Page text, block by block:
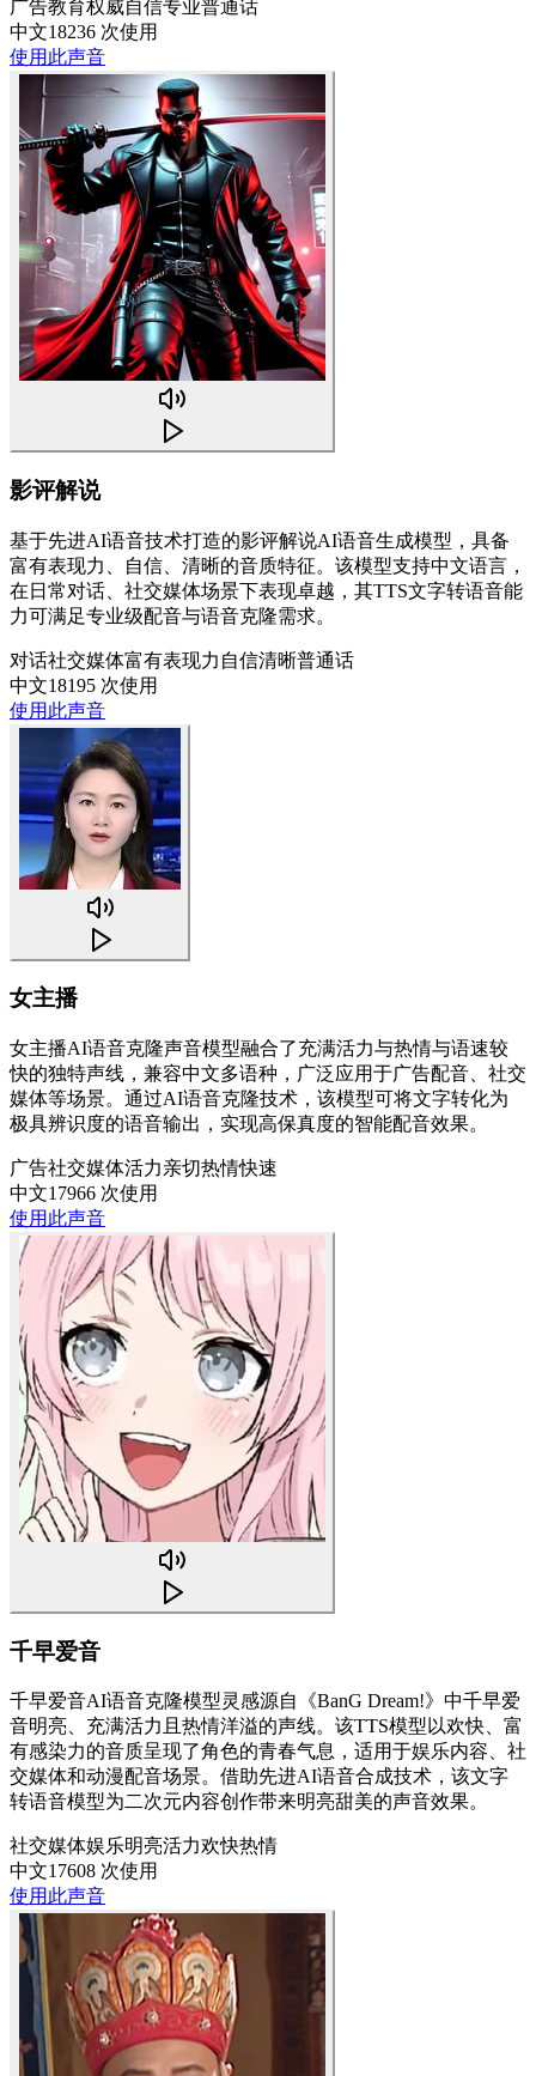
广告教育权威自信专业普通话
中文18236 次使用
使用此声音
影评解说
基于先进AI语音技术打造的影评解说AI语音生成模型，具备
富有表现力、自信、清晰的音质特征。该模型支持中文语言，
在日常对话、社交媒体场景下表现卓越，其TTS文字转语音能
力可满足专业级配音与语音克隆需求。
对话社交媒体富有表现力 自信清晰普通话
中文18195 次使用
使用此声音
女主播
女主播AI语音克隆声音模型融合了充满活力与热情与语速较
快的独特声线，兼容中文多语种，广泛应用于广告配音、社交
媒体等场景。通过AI语音克隆技术，该模型可将文字转化为
极具辨识度的语音输出，实现高保真度的智能配音效果。
广告社交媒体活力亲切热情快速
中文17966 次使用
使用此声音
千早爱音
千早爱音AI语音克隆模型灵感源自《BanG Dream!》中千早爱
音明亮、充满活力且热情洋溢的声线。该TTS模型以欢快、富
有感染力的音质呈现了角色的青春气息，适用于娱乐内容、社
交媒体和动漫配音场景。借助先进AI语音合成技术，该文字
转语音模型为二次元内容创作带来明亮甜美的声音效果。
社交媒体娱乐明亮活力欢快热情
中文17608 次使用
使用此声音